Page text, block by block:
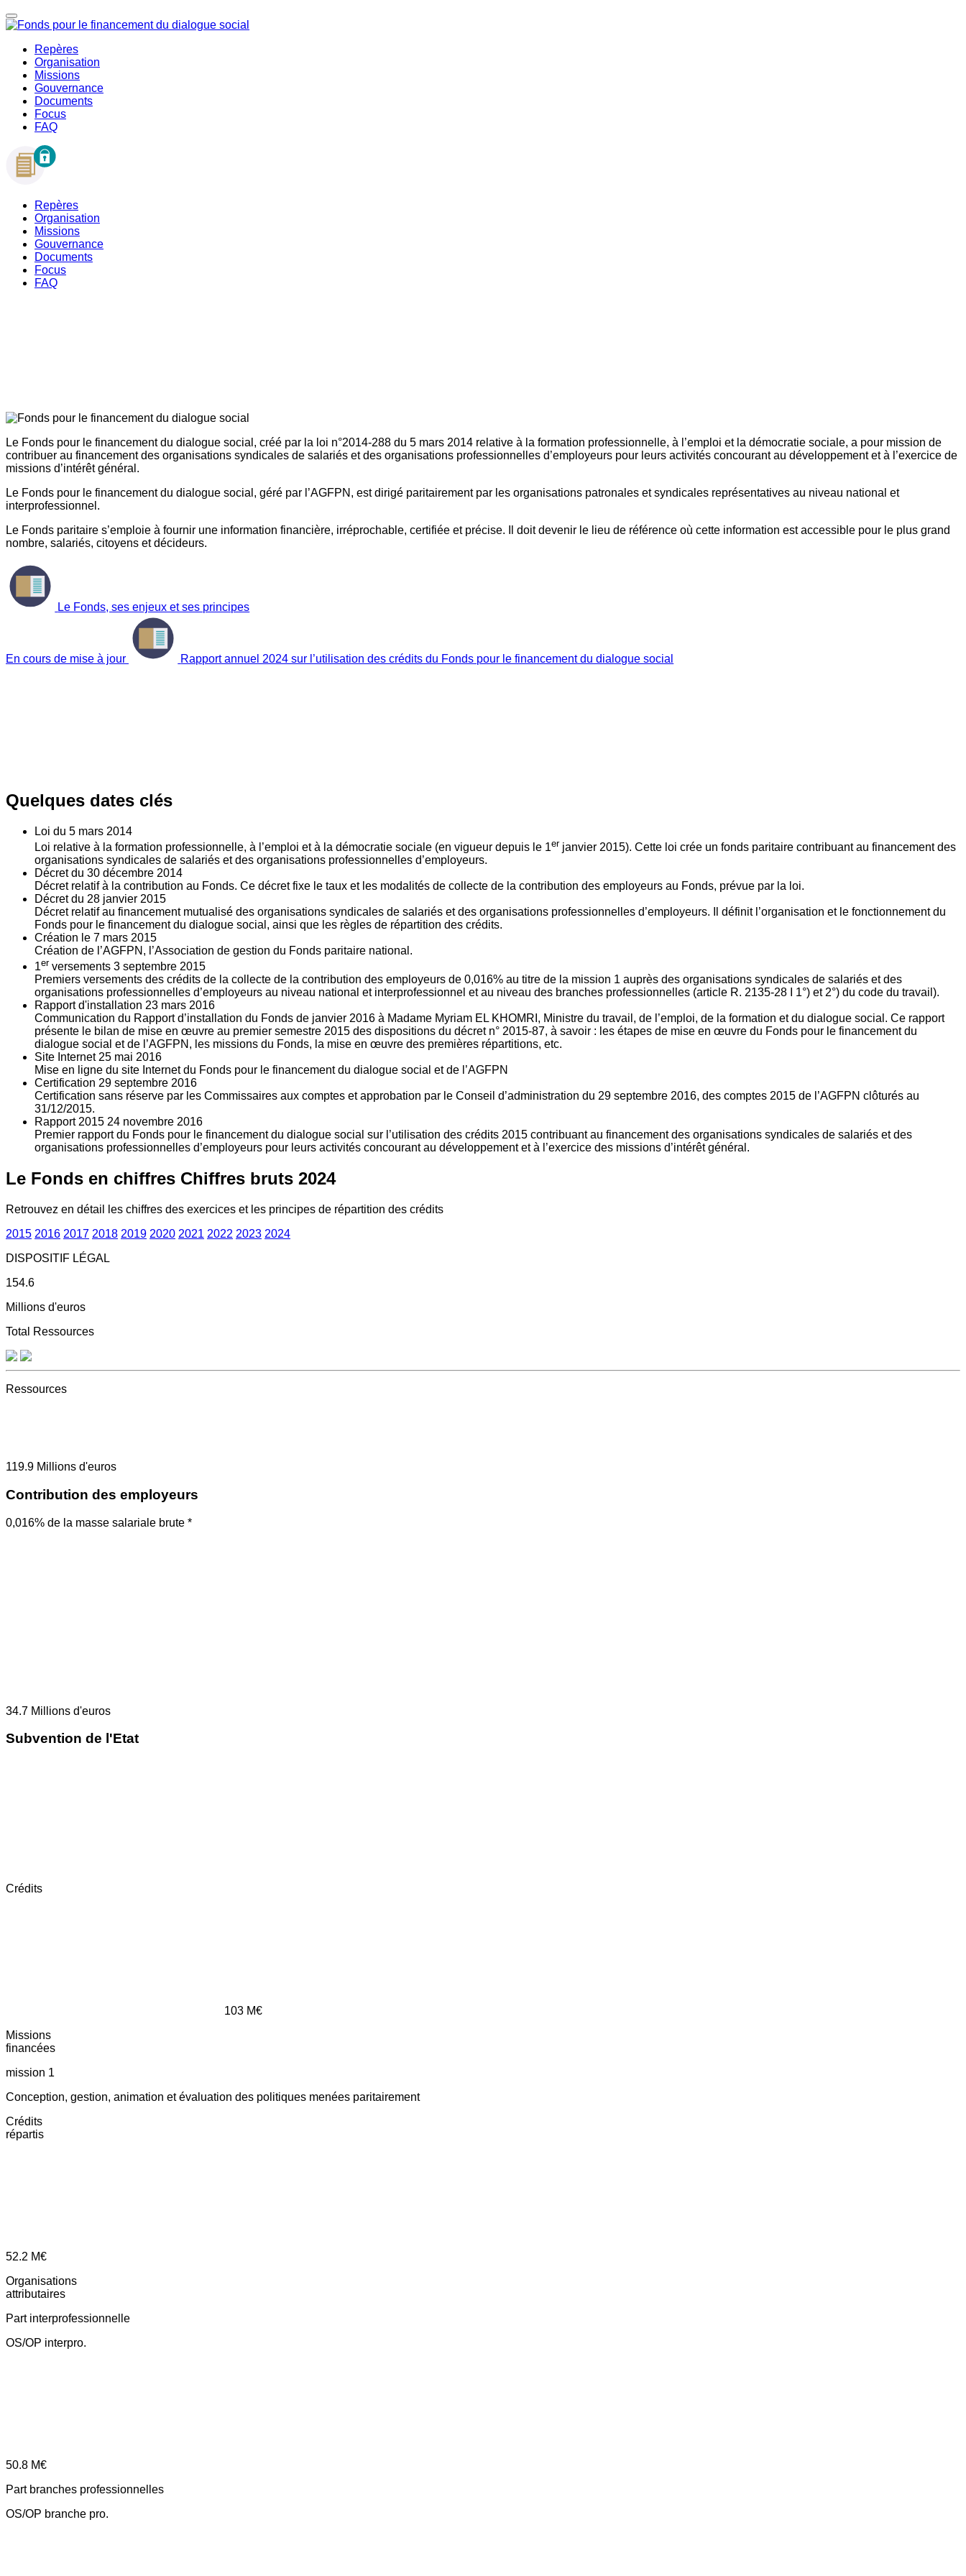
Repères
Organisation
Missions
Gouvernance
Documents
Focus
FAQ
Repères
Organisation
Missions
Gouvernance
Documents
Focus
FAQ
Le Fonds pour le financement du dialogue social, créé par la loi n°2014-288 du 5 mars 2014 relative à la formation professionnelle, à l’emploi et la démocratie sociale, a pour mission de
contribuer au financement des organisations syndicales de salariés et des organisations professionnelles d’employeurs pour leurs activités concourant au développement et à l’exercice de
missions d’intérêt général.
Le Fonds pour le financement du dialogue social, géré par l’AGFPN, est dirigé paritairement par les organisations patronales et syndicales représentatives au niveau national et
interprofessionnel.
Le Fonds paritaire s’emploie à fournir une information financière, irréprochable, certifiée et précise. Il doit devenir le lieu de référence où cette information est accessible pour le plus grand
nombre, salariés, citoyens et décideurs.
Le Fonds, ses enjeux et ses principes
En cours de mise à jour Rapport annuel 2024 sur l’utilisation des crédits du Fonds pour le financement du dialogue social
Quelques dates clés
Loi du 5 mars 2014
Loi relative à la formation professionnelle, à l’emploi et à la démocratie sociale (en vigueur depuis le 1er janvier 2015). Cette loi crée un fonds paritaire contribuant au financement des
organisations syndicales de salariés et des organisations professionnelles d’employeurs.
Décret du 30 décembre 2014
Décret relatif à la contribution au Fonds. Ce décret fixe le taux et les modalités de collecte de la contribution des employeurs au Fonds, prévue par la loi.
Décret du 28 janvier 2015
Décret relatif au financement mutualisé des organisations syndicales de salariés et des organisations professionnelles d’employeurs. Il définit l’organisation et le fonctionnement du
Fonds pour le financement du dialogue social, ainsi que les règles de répartition des crédits.
Création le 7 mars 2015
Création de l’AGFPN, l’Association de gestion du Fonds paritaire national.
1er versements 3 septembre 2015
Premiers versements des crédits de la collecte de la contribution des employeurs de 0,016% au titre de la mission 1 auprès des organisations syndicales de salariés et des
organisations professionnelles d’employeurs au niveau national et interprofessionnel et au niveau des branches professionnelles (article R. 2135‐28 I 1°) et 2°) du code du travail).
Rapport d'installation 23 mars 2016
Communication du Rapport d’installation du Fonds de janvier 2016 à Madame Myriam EL KHOMRI, Ministre du travail, de l’emploi, de la formation et du dialogue social. Ce rapport
présente le bilan de mise en œuvre au premier semestre 2015 des dispositions du décret n° 2015-87, à savoir : les étapes de mise en œuvre du Fonds pour le financement du
dialogue social et de l’AGFPN, les missions du Fonds, la mise en œuvre des premières répartitions, etc.
Site Internet 25 mai 2016
Mise en ligne du site Internet du Fonds pour le financement du dialogue social et de l’AGFPN
Certification 29 septembre 2016
Certification sans réserve par les Commissaires aux comptes et approbation par le Conseil d’administration du 29 septembre 2016, des comptes 2015 de l’AGFPN clôturés au
31/12/2015.
Rapport 2015 24 novembre 2016
Premier rapport du Fonds pour le financement du dialogue social sur l’utilisation des crédits 2015 contribuant au financement des organisations syndicales de salariés et des
organisations professionnelles d’employeurs pour leurs activités concourant au développement et à l’exercice des missions d’intérêt général.
Le Fonds en chiffres Chiffres bruts 2024
Retrouvez en détail les chiffres des exercices et les principes de répartition des crédits
2015 2016 2017 2018 2019 2020 2021 2022 2023 2024
DISPOSITIF LÉGAL
154.6
Millions d'euros
Total Ressources
Ressources
119.9 Millions d'euros
Contribution des employeurs
0,016% de la masse salariale brute *
34.7 Millions d'euros
Subvention de l'Etat
Crédits
103 M€
Missions
financées
mission 1
Conception, gestion, animation et évaluation des politiques menées paritairement
Crédits
répartis
52.2 M€
Organisations
attributaires
Part interprofessionnelle
OS/OP interpro.
50.8 M€
Part branches professionnelles
OS/OP branche pro.